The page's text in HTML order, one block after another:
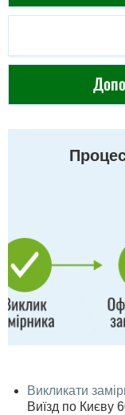
Викликати
Виїзд по Києву